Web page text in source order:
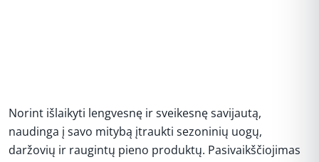
Norint išlaikyti lengvesnę ir sveikesnę savijautą,
naudinga į savo mitybą įtraukti sezoninių uogų,
daržovių ir raugintų pieno produktų. Pasivaikščiojimas